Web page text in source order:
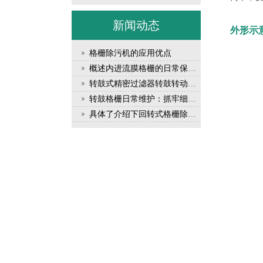
新闻动态
格栅除污机的应用优点
概述内进流膜格栅的日常保养细则
转鼓式精密过滤器转鼓转动异常问题及解决办法
转鼓格栅日常维护：抓牢细节，守护设备稳定运行
具体了介绍下回转式格栅除污机的优点
外形示